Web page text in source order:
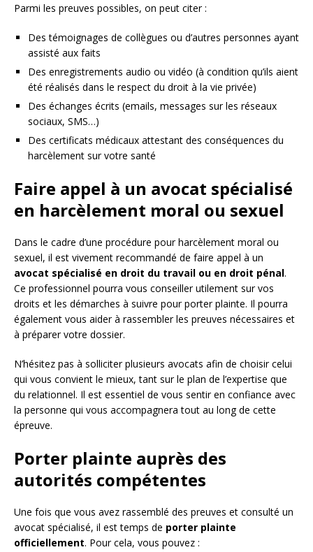
Parmi les preuves possibles, on peut citer :
Des témoignages de collègues ou d’autres personnes ayant
assisté aux faits
Des enregistrements audio ou vidéo (à condition qu’ils aient
été réalisés dans le respect du droit à la vie privée)
Des échanges écrits (emails, messages sur les réseaux
sociaux, SMS…)
Des certificats médicaux attestant des conséquences du
harcèlement sur votre santé
Faire appel à un avocat spécialisé
en harcèlement moral ou sexuel
Dans le cadre d’une procédure pour harcèlement moral ou
sexuel, il est vivement recommandé de faire appel à un
avocat spécialisé en droit du travail ou en droit pénal.
Ce professionnel pourra vous conseiller utilement sur vos
droits et les démarches à suivre pour porter plainte. Il pourra
également vous aider à rassembler les preuves nécessaires et
à préparer votre dossier.
N’hésitez pas à solliciter plusieurs avocats afin de choisir celui
qui vous convient le mieux, tant sur le plan de l’expertise que
du relationnel. Il est essentiel de vous sentir en confiance avec
la personne qui vous accompagnera tout au long de cette
épreuve.
Porter plainte auprès des
autorités compétentes
Une fois que vous avez rassemblé des preuves et consulté un
avocat spécialisé, il est temps de porter plainte
officiellement. Pour cela, vous pouvez :